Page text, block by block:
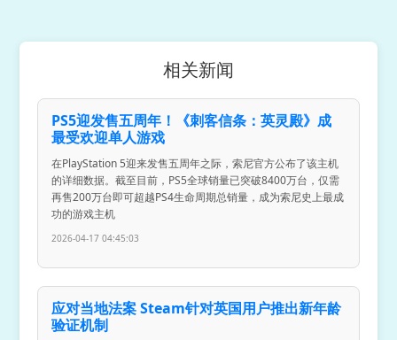
相关新闻
PS5迎发售五周年！《刺客信条：英灵殿》成
最受欢迎单人游戏
在PlayStation 5迎来发售五周年之际，索尼官方公布了该主机
的详细数据。截至目前，PS5全球销量已突破8400万台，仅需
再售200万台即可超越PS4生命周期总销量，成为索尼史上最成
功的游戏主机
2026-04-17 04:45:03
应对当地法案 Steam针对英国用户推出新年龄
验证机制